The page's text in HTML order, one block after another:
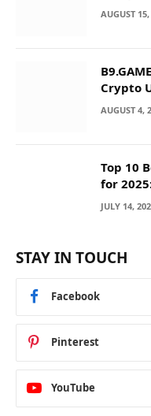
AUGUST
Crypto
They
AUGUST 4,
Top 10
for
Across
JULY 14,
STAY IN TOUCH
Facebook
Pinterest
YouTube